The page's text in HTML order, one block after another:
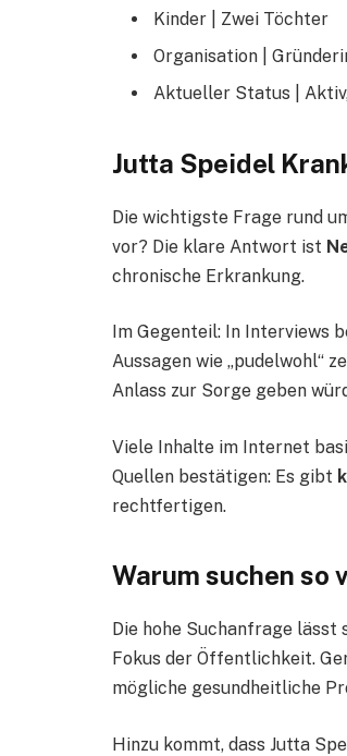
Kinder | Zwei Töchter
Organisation |
Aktueller Status |
Jutta Speidel
Die wichtigste Frage rund
vor? Die klare Antwort ist
chronische Erkrankung.
Im Gegenteil: In Interviews
Aussagen wie „pudelwohl“
Anlass zur Sorge geben
Viele Inhalte im Internet
Quellen bestätigen: Es gibt
rechtfertigen.
Warum suchen so
Die hohe Suchanfrage
Fokus der Öffentlichkeit.
mögliche gesundheitliche
Hinzu kommt, dass Jutta